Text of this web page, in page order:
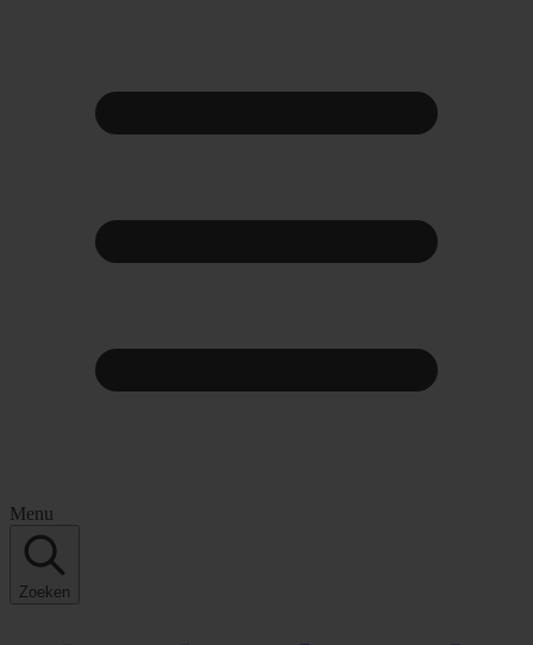
Menu
Zoeken